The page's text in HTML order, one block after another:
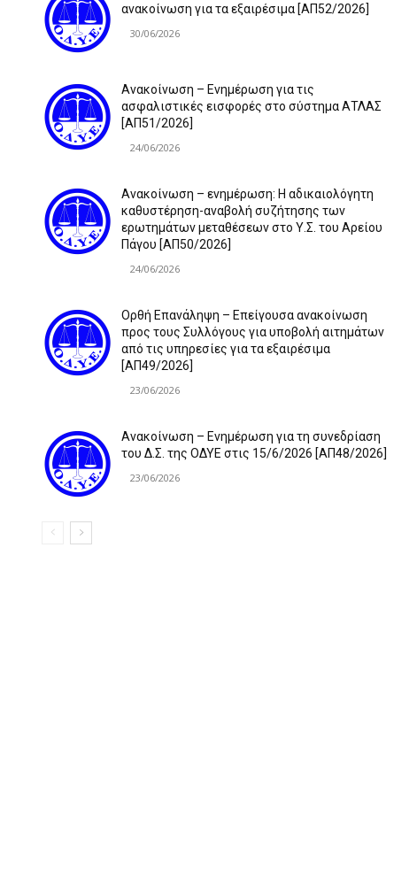
ανακοίνωση για τα εξαιρέσιμα [ΑΠ52/2026]
30/06/2026
Ανακοίνωση – Ενημέρωση για τις
ασφαλιστικές εισφορές στο σύστημα ΑΤΛΑΣ
[ΑΠ51/2026]
24/06/2026
Ανακοίνωση – ενημέρωση: Η αδικαιολόγητη
καθυστέρηση-αναβολή συζήτησης των
ερωτημάτων μεταθέσεων στο Υ.Σ. του Αρείου
Πάγου [ΑΠ50/2026]
24/06/2026
Ορθή Επανάληψη – Επείγουσα ανακοίνωση
προς τους Συλλόγους για υποβολή αιτημάτων
από τις υπηρεσίες για τα εξαιρέσιμα
[ΑΠ49/2026]
23/06/2026
Ανακοίνωση – Ενημέρωση για τη συνεδρίαση
του Δ.Σ. της ΟΔΥΕ στις 15/6/2026 [ΑΠ48/2026]
23/06/2026